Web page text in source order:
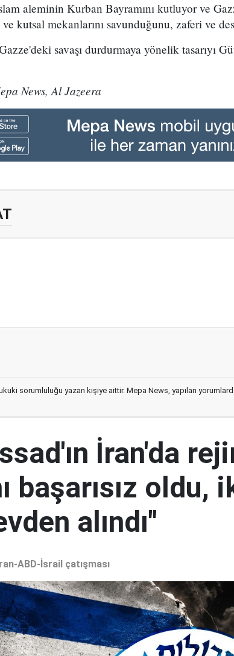
aleminin Kurban Bayramını kutluyor ve
kutsal mekanlarını savunduğunu, zaferi ve
savaşı durdurmaya yönelik tasarıyı
News, Al Jazeera
sorumluluğu yazan kişiye aittir. Mepa News, yapılan
İran'da
başarısız oldu,
alındı"
İran-ABD-İsrail çatışması